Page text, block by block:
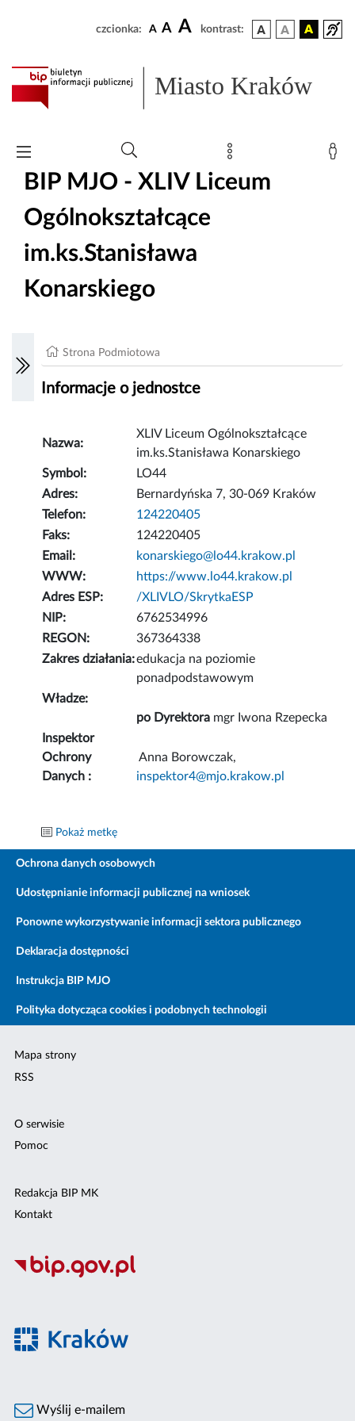
czcionka: A A A kontrast:
Miasto Kraków
BIP MJO - XLIV Liceum
Ogólnokształcące
im.ks.Stanisława
Konarskiego
Strona Podmiotowa
Informacje o jednostce
Nazwa:
XLIV Liceum Ogólnokształcące
im.ks.Stanisława Konarskiego
Symbol:
LO44
Adres:
Bernardyńska 7, 30-069 Kraków
Telefon:
124220405
Faks:
124220405
Email:
konarskiego@lo44.krakow.pl
WWW:
https://www.lo44.krakow.pl
Adres ESP:
/XLIVLO/SkrytkaESP
NIP:
6762534996
REGON:
367364338
Zakres działania:edukacja na poziomie
ponadpodstawowym
Władze:
po Dyrektora mgr Iwona Rzepecka
Inspektor
Ochrony
Danych :
Anna Borowczak,
inspektor4@mjo.krakow.pl
Pokaż metkę
Ochrona danych osobowych
Udostępnianie informacji publicznej na wniosek
Ponowne wykorzystywanie informacji sektora publicznego
Deklaracja dostępności
Instrukcja BIP MJO
Polityka dotycząca cookies i podobnych technologii
Mapa strony
RSS
O serwisie
Pomoc
Redakcja BIP MK
Kontakt
Wyślij e-mailem